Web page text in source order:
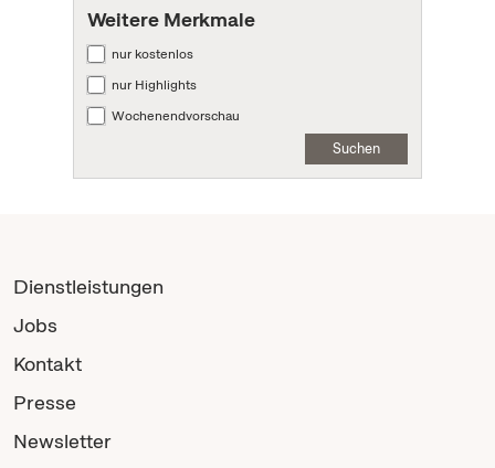
Weitere Merkmale
nur kostenlos
nur Highlights
Wochenendvorschau
Suchen
Dienstleistungen
Jobs
Kontakt
Presse
Newsletter